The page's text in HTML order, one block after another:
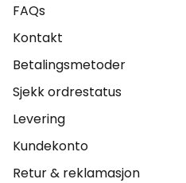
FAQs
Kontakt
Betalingsmetoder
Sjekk ordrestatus
Levering
Kundekonto
Retur & reklamasjon